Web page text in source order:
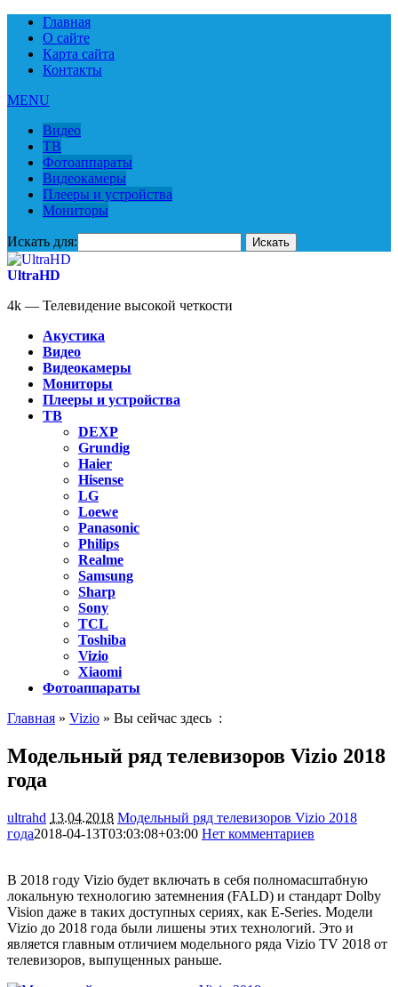
Главная
О сайте
Карта сайта
Контакты
MENU
Видео
ТВ
Фотоаппараты
Видеокамеры
Плееры и устройства
Мониторы
Искать для:
UltraHD
4k — Телевидение высокой четкости
Акустика
Видео
Видеокамеры
Мониторы
Плееры и устройства
ТВ
DEXP
Grundig
Haier
Hisense
LG
Loewe
Panasonic
Philips
Realme
Samsung
Sharp
Sony
TCL
Toshiba
Vizio
Xiaomi
Фотоаппараты
Главная » Vizio » Вы сейчас здесь :
Модельный ряд телевизоров Vizio 2018
года
ultrahd 13.04.2018 Модельный ряд телевизоров Vizio 2018
года2018-04-13T03:03:08+03:00 Нет комментариев
В 2018 году Vizio будет включать в себя полномасштабную
локальную технологию затемнения (FALD) и стандарт Dolby
Vision даже в таких доступных сериях, как E-Series. Модели
Vizio до 2018 года были лишены этих технологий. Это и
является главным отличием модельного ряда Vizio TV 2018 от
телевизоров, выпущенных раньше.